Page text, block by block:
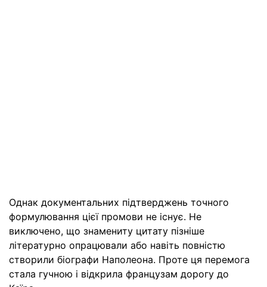
Однак документальних підтверджень точного
формулювання цієї промови не існує. Не
виключено, що знамениту цитату пізніше
літературно опрацювали або навіть повністю
створили біографи Наполеона. Проте ця перемога
стала гучною і відкрила французам дорогу до